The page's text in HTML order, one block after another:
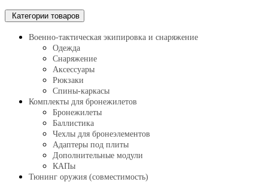
Категории товаров
Военно-тактическая экипировка и снаряжение
Одежда
Снаряжение
Аксессуары
Рюкзаки
Спины-каркасы
Комплекты для бронежилетов
Бронежилеты
Баллистика
Чехлы для бронеэлементов
Адаптеры под плиты
Дополнительные модули
КАПы
Тюнинг оружия (совместимость)